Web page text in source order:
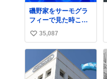
磯野家をサーモグラ
フィーで見た時これ
だったら怖い
い
い
数
35,087